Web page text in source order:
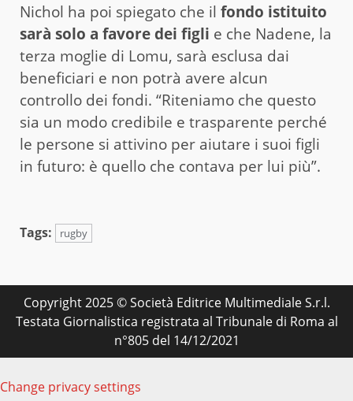
Nichol ha poi spiegato che il fondo istituito
sarà solo a favore dei figli e che Nadene, la
terza moglie di Lomu, sarà esclusa dai
beneficiari e non potrà avere alcun
controllo dei fondi. “Riteniamo che questo
sia un modo credibile e trasparente perché
le persone si attivino per aiutare i suoi figli
in futuro: è quello che contava per lui più”.
Tags: rugby
Copyright 2025 © Società Editrice Multimediale S.r.l.
Testata Giornalistica registrata al Tribunale di Roma al
n°805 del 14/12/2021
Change privacy settings